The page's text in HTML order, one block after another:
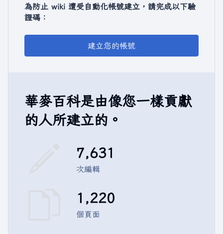
為防止 wiki 遭受自動化帳號建立，請完成以下驗
證碼：
建立您的帳號
華麥百科是由像您一樣貢獻
的人所建立的。
7,631
次編輯
1,220
個頁面